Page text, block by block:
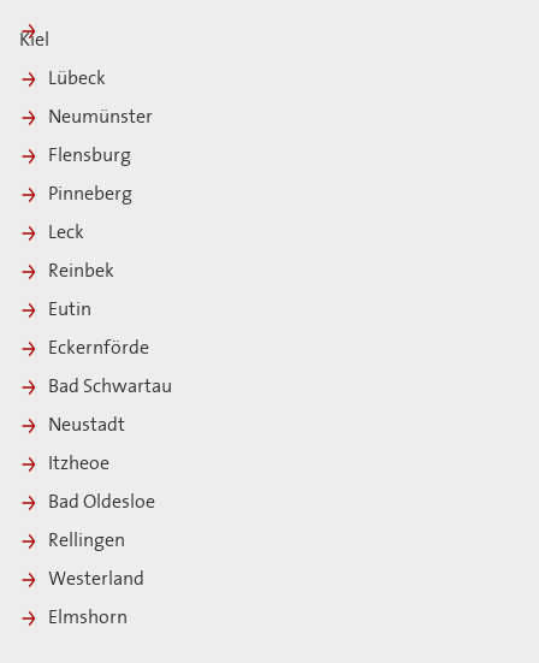
Kiel
Lübeck
Neumünster
Flensburg
Pinneberg
Leck
Reinbek
Eutin
Eckernförde
Bad Schwartau
Neustadt
Itzheoe
Bad Oldesloe
Rellingen
Westerland
Elmshorn